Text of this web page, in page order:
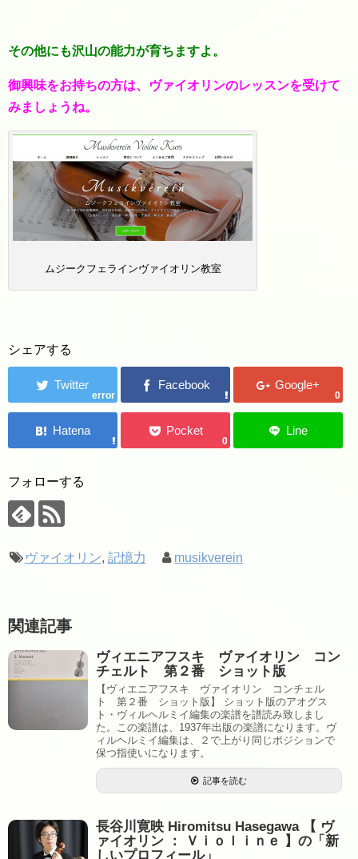
その他にも沢山の能力が育ちますよ。
御興味をお持ちの方は、ヴァイオリンのレッスンを受けて
みましょうね。
ムジークフェラインヴァイオリン教室
シェアする
error 0
0
フォローする
ヴァイオリン, 記憶力 musikverein
関連記事
ヴィエニアフスキ ヴァイオリン コン
チェルト 第２番 ショット版
【ヴィエニアフスキ ヴァイオリン コンチェル
ト 第２番 ショット版】 ショット版のアオグス
ト・ヴィルヘルミイ編集の楽譜を譜読み致しまし
た。この楽譜は、1937年出版の楽譜になります。ヴ
ィルヘルミイ編集は、２で上がり同じポジションで
保つ指使いになります。
記事を読む
長谷川寛映 Hiromitsu Hasegawa 【 ヴ
ァイオリン ： Ｖｉｏｌｉｎｅ 】の「新
しいプロフィール」